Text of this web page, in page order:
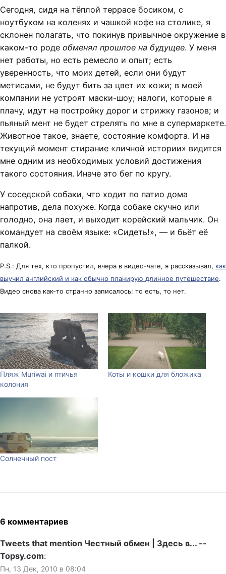
Сегодня, сидя на тёплой террасе босиком, с
ноутбуком на коленях и чашкой кофе на столике, я
склонен полагать, что покинув привычное окружение в
каком-то роде обменял прошлое на будущее. У меня
нет работы, но есть ремесло и опыт; есть
уверенность, что моих детей, если они будут
метисами, не будут бить за цвет их кожи; в моей
компании не устроят маски-шоу; налоги, которые я
плачу, идут на постройку дорог и стрижку газонов; и
пьяный мент не будет стрелять по мне в супермаркете.
Животное такое, знаете, состояние комфорта. И на
текущий момент стирание «личной истории» видится
мне одним из необходимых условий достижения
такого состояния. Иначе это бег по кругу.
У соседской собаки, что ходит по патио дома
напротив, дела похуже. Когда собаке скучно или
голодно, она лает, и выходит корейский мальчик. Он
командует на своём языке: «Сидеть!», — и бьёт её
палкой.
P.S.: Для тех, кто пропустил, вчера в видео-чате, я рассказывал, как
выучил английский и как обычно планирую длинное путешествие.
Видео снова как-то странно записалось: то есть, то нет.
Пляж Muriwai и птичья
колония
Коты и кошки для бложика
Солнечный пост
6 комментариев
Tweets that mention Честный обмен | Здесь в... --
Topsy.com:
Пн, 13 Дек, 2010 в 08:04